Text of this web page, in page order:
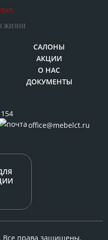
ЖИЗНИ
САЛОНЫ
АКЦИИ
О НАС
ДОКУМЕНТЫ
office@mebelct.ru
Все права защищены.